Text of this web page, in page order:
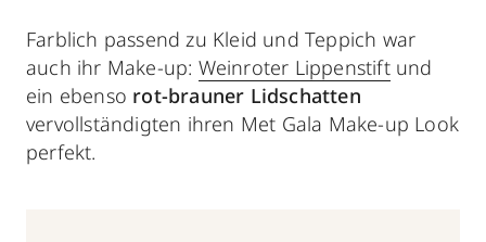
Farblich passend zu Kleid und Teppich war
auch ihr Make-up: Weinroter Lippenstiftund
ein ebenso rot-brauner Lidschatten
vervollständigten ihren Met Gala Make-up Look
perfekt.